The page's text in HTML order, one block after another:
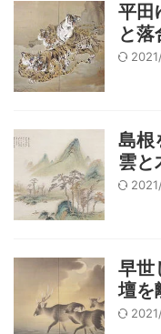
平田
と落
島根
雲と
早世
壇を